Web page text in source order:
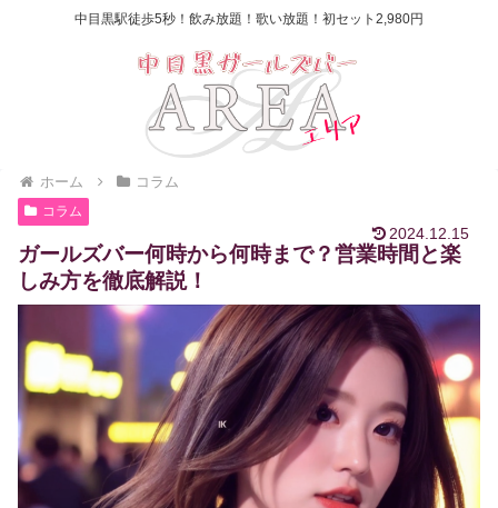
中目黒駅徒歩5秒！飲み放題！歌い放題！初セット2,980円
ホーム コラム
コラム
2024.12.15
ガールズバー何時から何時まで？営業時間と楽
しみ方を徹底解説！